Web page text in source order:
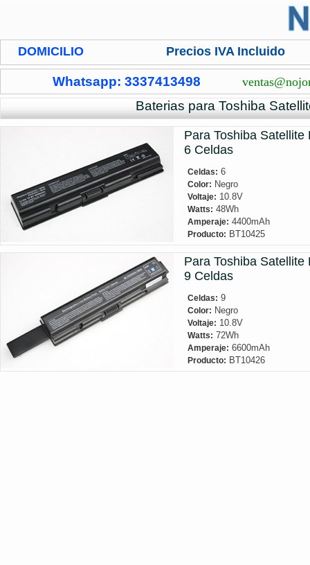
DOMICILIO Precios IVA Incluido
Whatsapp: 3337413498
Baterias para Toshiba
Para Toshiba Satellite
6 Celdas
Celdas: 6
Color: Negro
Voltaje: 10.8V
Watts: 48Wh
Amperaje: 4400mAh
Producto: BT10425
Para Toshiba Satellite
9 Celdas
Celdas: 9
Color: Negro
Voltaje: 10.8V
Watts: 72Wh
Amperaje: 6600mAh
Producto: BT10426